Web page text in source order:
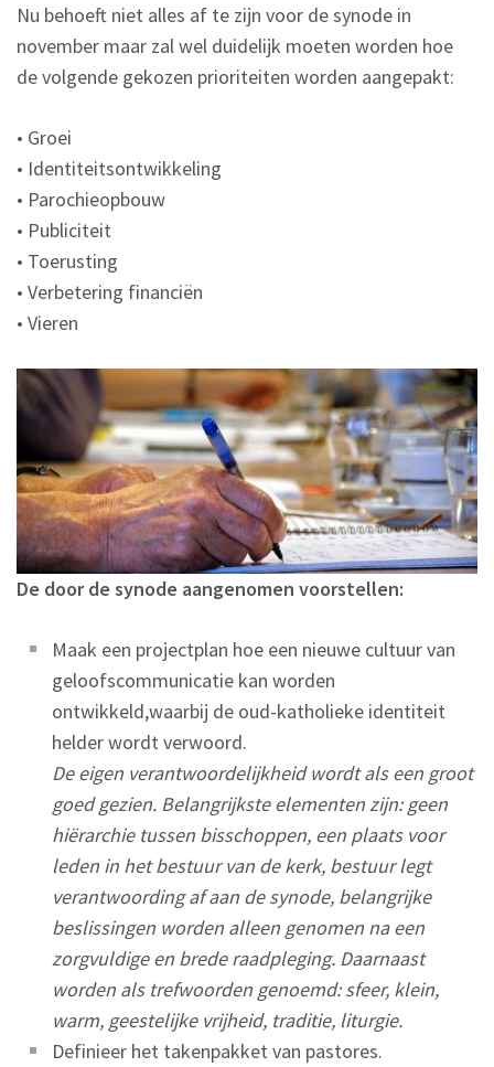
Nu behoeft niet alles af te zijn voor de synode in
november maar zal wel duidelijk moeten worden hoe
de volgende gekozen prioriteiten worden aangepakt:
• Groei
• Identiteitsontwikkeling
• Parochieopbouw
• Publiciteit
• Toerusting
• Verbetering financiën
• Vieren
De door de synode aangenomen voorstellen:
Maak een projectplan hoe een nieuwe cultuur van
geloofscommunicatie kan worden
ontwikkeld,waarbij de oud-katholieke identiteit
helder wordt verwoord.
De eigen verantwoordelijkheid wordt als een groot
goed gezien. Belangrijkste elementen zijn: geen
hiërarchie tussen bisschoppen, een plaats voor
leden in het bestuur van de kerk, bestuur legt
verantwoording af aan de synode, belangrijke
beslissingen worden alleen genomen na een
zorgvuldige en brede raadpleging. Daarnaast
worden als trefwoorden genoemd: sfeer, klein,
warm, geestelijke vrijheid, traditie, liturgie.
Definieer het takenpakket van pastores.